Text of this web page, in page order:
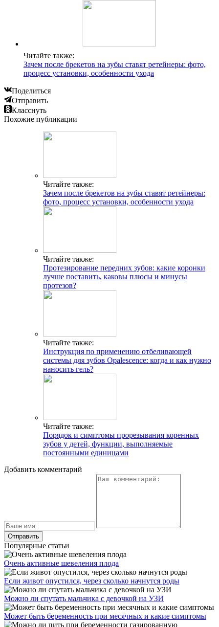
Читайте также:
Зачем после брекетов на зубы ставят ретейнеры: фото,
процесс установки, особенности ухода
Поделиться
Отправить
Класснуть
Похожие публикации
Читайте также:
Зачем после брекетов на зубы ставят ретейнеры:
фото, процесс установки, особенности ухода
Читайте также:
Протезирование передних зубов: какие коронки
лучше поставить, каковы плюсы и минусы
протезов?
Читайте также:
Инструкция по применению отбеливающей
системы для зубов Opalescence: когда и как нужно
наносить гель?
Читайте также:
Порядок и симптомы прорезывания коренных
зубов у детей, функции, выполняемые
постоянными единицами
Добавить комментарий
Популярные статьи
Очень активные шевеления плода
Если живот опустился, через сколько начнутся роды
Можно ли спутать мальчика с девочкой на УЗИ
Может быть беременность при месячных и какие симптомы